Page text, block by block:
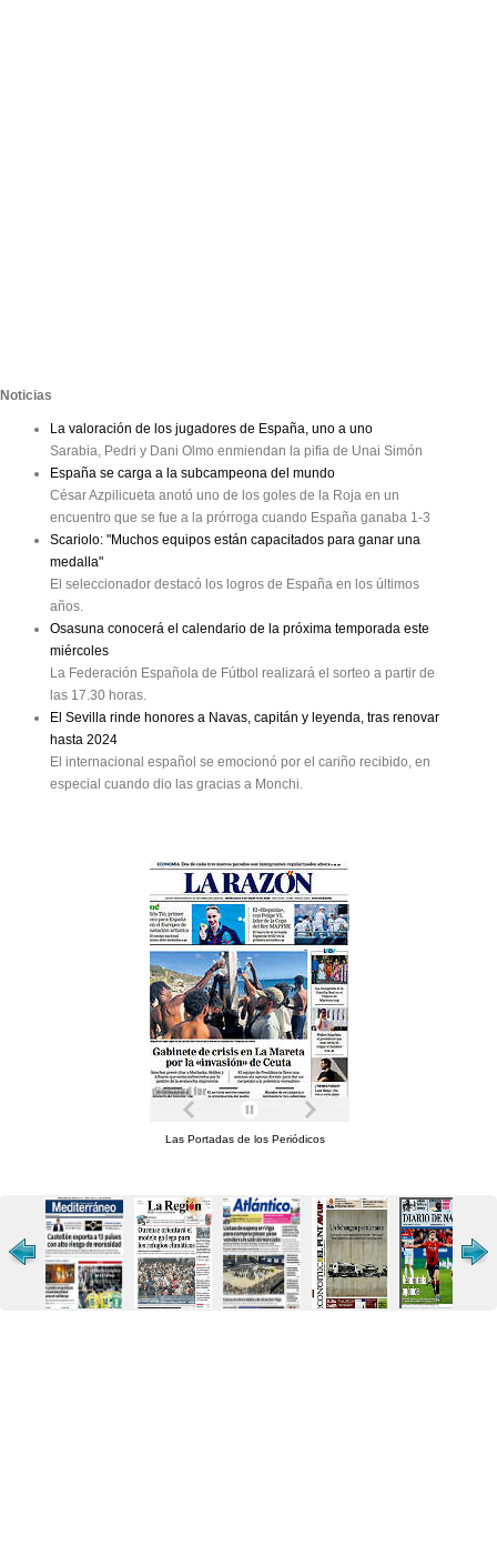
Noticias
La valoración de los jugadores de España, uno a uno
Sarabia, Pedri y Dani Olmo enmiendan la pifia de Unai Simón
España se carga a la subcampeona del mundo
César Azpilicueta anotó uno de los goles de la Roja en un
encuentro que se fue a la prórroga cuando España ganaba 1-3
Scariolo: "Muchos equipos están capacitados para ganar una
medalla"
El seleccionador destacó los logros de España en los últimos
años.
Osasuna conocerá el calendario de la próxima temporada este
miércoles
La Federación Española de Fútbol realizará el sorteo a partir de
las 17.30 horas.
El Sevilla rinde honores a Navas, capitán y leyenda, tras renovar
hasta 2024
El internacional español se emocionó por el cariño recibido, en
especial cuando dio las gracias a Monchi.
Las Portadas de los Periódicos